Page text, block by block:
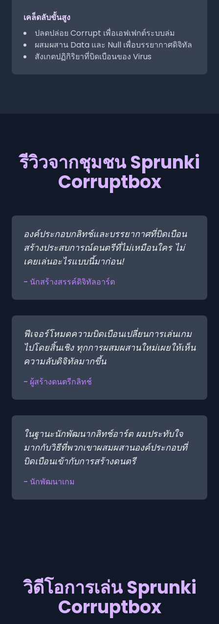
เคล็ดลับขั้นสูง
ปลดปล่อย Corrupt เพื่อเอฟเฟกต์ระบบล่ม
ผสมผสาน Data และ Null เพื่อบรรยากาศดิจิทัล
สังเกตปฏิกิริยาที่บิดเบือนของ Virus
รีวิวจากชุมชน Sprunki
Corruptbox
องค์ประกอบกลิทช์และบรรยากาศที่บิดเบือน
สร้างประสบการณ์ดนตรีที่ไม่เหมือนใคร ไม่
เคยเล่นอะไรแบบนี้มาก่อน!
- นักสร้างสรรค์ดิจิทัลอาร์ต
ฟีเจอร์โหมดความบิดเบือนเปลี่ยนการเล่นเกม
ไปโดยสิ้นเชิง ทุกการผสมผสานใหม่เผยให้เห็น
ความลับดิจิทัลมากขึ้น
- ผู้สร้างดนตรีกลิทช์
ในฐานะนักพัฒนากลิทช์อาร์ต ผมประทับใจ
มากกับวิธีที่พวกเขาผสมผสานองค์ประกอบที่
บิดเบือนเข้ากับการสร้างดนตรี
- นักพัฒนาเกม
วิดีโอการเล่น Sprunki
Corruptbox